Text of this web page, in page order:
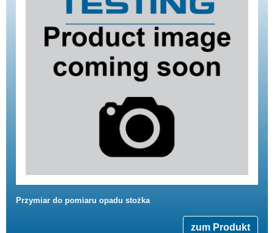
Przymiar do pomiaru opadu stożka
zum Produkt